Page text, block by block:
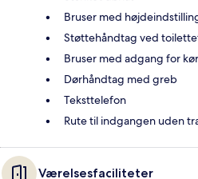
Bruser med
Støttehåndtag ved
Bruser med adgang for
Dørhåndtag med greb
Teksttelefon
Rute til indgangen uden
Værelsesfaciliteter